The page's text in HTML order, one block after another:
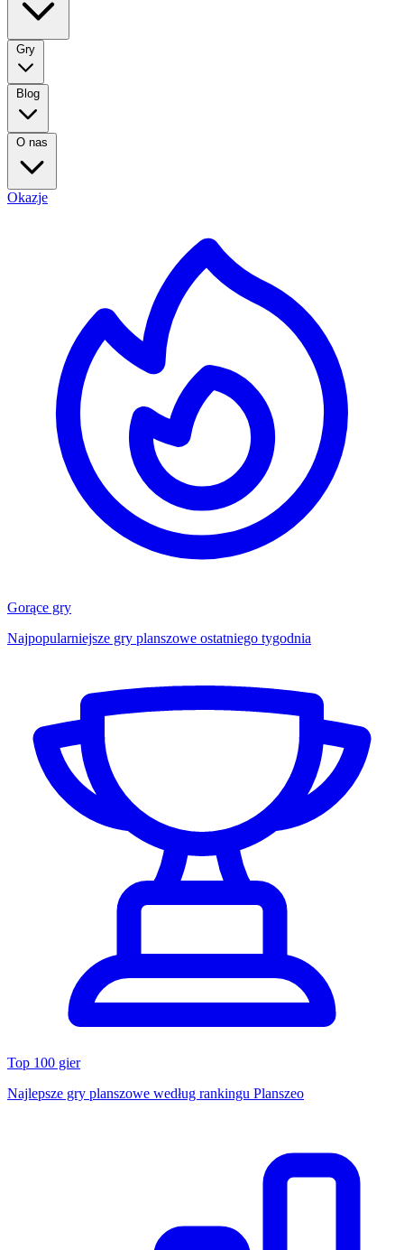
Gry
Blog
O nas
Okazje
Gorące gry
Najpopularniejsze gry planszowe ostatniego tygodnia
Top 100 gier
Najlepsze gry planszowe według rankingu Planszeo